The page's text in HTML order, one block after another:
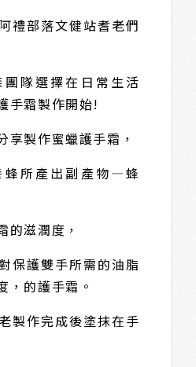
禮部落文健站耆老們
隊選擇在日常生活
手霜製作開始!
享製作蜜蠟護手霜，
蜂所產出副產物—蜂
的滋潤度，
保護雙手所需的油脂
，的護手霜。
製作完成後塗抹在手